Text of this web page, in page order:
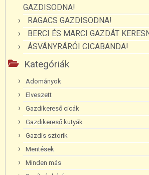
GAZDISODNA!
RAGACS GAZDISODNA!
BERCI ÉS MARCI GAZDÁT
ÁSVÁNYRÁRÓI CICABANDA!
Kategóriák
Adományok
Elveszett
Gazdikereső cicák
Gazdikereső kutyák
Gazdis sztorik
Mentések
Minden más